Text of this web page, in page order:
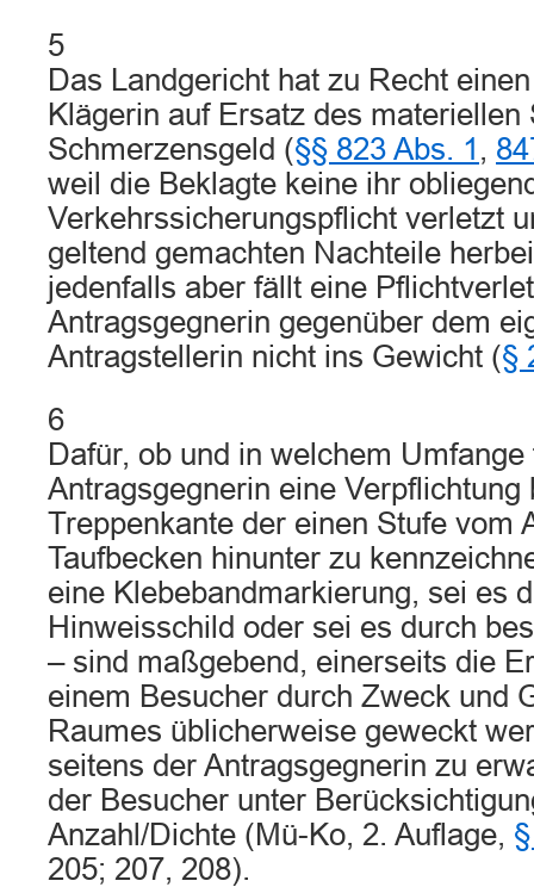
5
Das Landgericht hat zu Recht
Klägerin auf Ersatz des materiellen
Schmerzensgeld (§§ 823 Abs. 1 ,
weil die Beklagte keine ihr
Verkehrssicherungspflicht verletzt
geltend gemachten Nachteile
jedenfalls aber fällt eine
Antragsgegnerin gegenüber dem
Antragstellerin nicht ins Gewicht (§
6
Dafür, ob und in welchem Umfange
Antragsgegnerin eine Verpflichtung
Treppenkante der einen Stufe vom
Taufbecken hinunter zu
eine Klebebandmarkierung, sei es
Hinweisschild oder sei es durch
– sind maßgebend, einerseits die
einem Besucher durch Zweck und
Raumes üblicherweise geweckt
seitens der Antragsgegnerin zu
der Besucher unter
Anzahl/Dichte (Mü-Ko, 2. Auflage,
205; 207, 208).